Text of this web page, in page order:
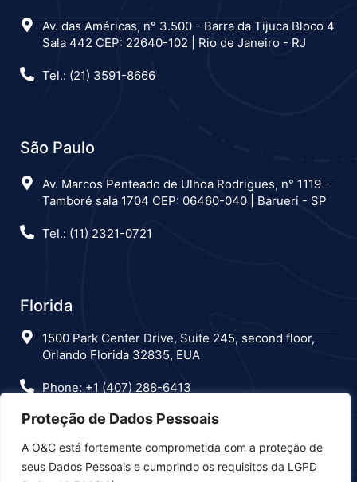
Proteção de Dados Pessoais
A O&C está fortemente comprometida com a proteção de
seus Dados Pessoais e cumprindo os requisitos da LGPD
Av. das Américas, n° 3.500 - Barra da Tijuca Bloco 4
Sala 442 CEP: 22640-102 | Rio de Janeiro - RJ
Tel.: (21) 3591-8666
São Paulo
Av. Marcos Penteado de Ulhoa Rodrigues, n° 1119 -
Tamboré sala 1704 CEP: 06460-040 | Barueri - SP
Tel.: (11) 2321-0721
Florida
1500 Park Center Drive, Suite 245, second floor,
Orlando Florida 32835, EUA
Phone: +1 (407) 288-6413
Estamos nas redes sociais